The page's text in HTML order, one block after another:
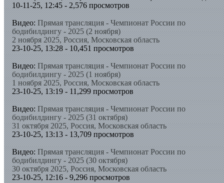
10-11-25, 12:45 - 2,576 просмотров
Видео: Прямая трансляция - Чемпионат России по
бодибилдингу - 2025 (2 ноября)
2 ноября 2025, Россия, Московская область
23-10-25, 13:28 - 10,451 просмотров
Видео: Прямая трансляция - Чемпионат России по
бодибилдингу - 2025 (1 ноября)
1 ноября 2025, Россия, Московская область
23-10-25, 13:19 - 11,299 просмотров
Видео: Прямая трансляция - Чемпионат России по
бодибилдингу - 2025 (31 октября)
31 октября 2025, Россия, Московская область
23-10-25, 13:13 - 13,709 просмотров
Видео: Прямая трансляция - Чемпионат России по
бодибилдингу - 2025 (30 октября)
30 октября 2025, Россия, Московская область
23-10-25, 12:16 - 9,296 просмотров